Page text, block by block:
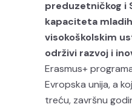
preduzetničkog i
kapaciteta
visokoškolskim
održivi razvoj i
Erasmus+
Evropska unija, a
treću, završnu